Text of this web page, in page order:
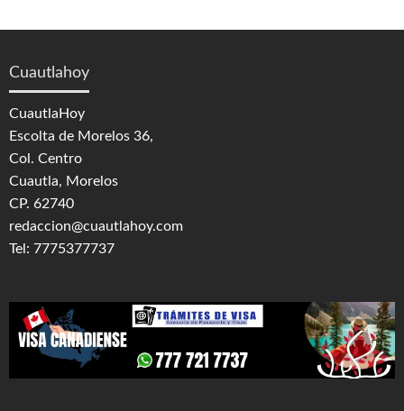
Cuautlahoy
CuautlaHoy
Escolta de Morelos 36,
Col. Centro
Cuautla, Morelos
CP. 62740
redaccion@cuautlahoy.com
Tel: 7775377737